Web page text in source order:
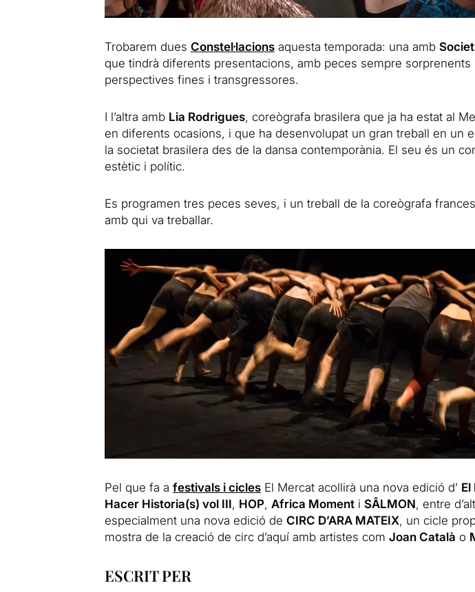
Trobarem dues Constel·lacionsaquesta temporada: una amb
que tindrà diferents presentacions, amb peces sempre sorprenents
perspectives fines i transgressores.
I l’altra amb Lia Rodrigues, coreògrafa brasilera que ja ha estat al
en diferents ocasions, i que ha desenvolupat un gran treball en un
la societat brasilera des de la dansa contemporània. El seu és un
estètic i polític.
Es programen tres peces seves, i un treball de la coreògrafa
amb qui va treballar.
Pel que fa a festivals i ciclesEl Mercat acollirà una nova edició d’ El
Hacer Historia(s) vol III, HOP, Africa Momenti SÂLMON, entre
especialment una nova edició de CIRC D’ARA MATEIX, un cicle
mostra de la creació de circ d’aquí amb artistes com Joan Català o
ESCRIT PER